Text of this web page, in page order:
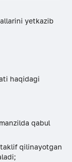
yetkazib
haqidagi
qabul
taklif qilinayotgan